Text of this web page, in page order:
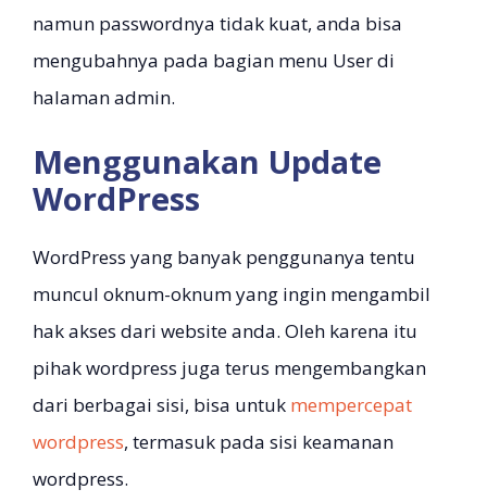
namun passwordnya tidak kuat, anda bisa
mengubahnya pada bagian menu User di
halaman admin.
Menggunakan Update
WordPress
WordPress yang banyak penggunanya tentu
muncul oknum-oknum yang ingin mengambil
hak akses dari website anda. Oleh karena itu
pihak wordpress juga terus mengembangkan
dari berbagai sisi, bisa untuk mempercepat
wordpress, termasuk pada sisi keamanan
wordpress.